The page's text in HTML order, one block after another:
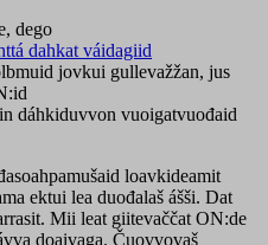
dego
dahkat váidagiid
jovkui gullevažžan, jus
dáhkiduvvon vuoigatvuođaid
loavkideamit
ektui lea duođalaš ášši. Dat
Mii leat giitevaččat ON:de
doaivaga. Čuovvovaš